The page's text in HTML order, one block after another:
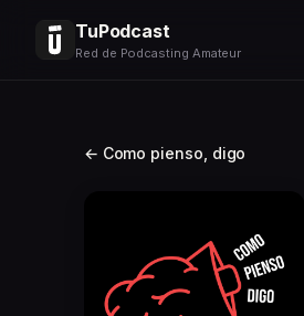
TuPodcast
Red de Podcasting Amateur
← Como pienso, digo